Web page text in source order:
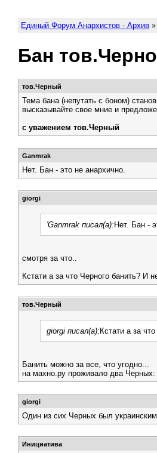
Единый Форум Анархистов - Архив »
Бан
тов.Черный
Тема бана (непутать с боном)
высказывайте свое мние и
с уважением тов.Черный
Ganmrak
Нет. Бан - это не анархично.
giorgi
'Ganmrak писал(а): Нет. Бан -
смотря за что..
Кстати а за что Черного банить? И
тов.Черный
giorgi писал(а): Кстати а за
Банить можно за все, что угодно...
на махно.ру проживало два
giorgi
Один из сих Черных был
Инициатива